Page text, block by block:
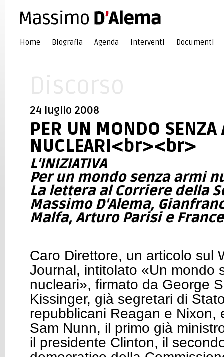
Home Biografia Agenda Interventi Documenti
24 luglio 2008
PER UN MONDO SENZA
NUCLEARI<br><br>
L'INIZIATIVA
Per un mondo senza armi
La lettera al Corriere della
Massimo D'Alema,
Malfa, Arturo Parisi e
Caro Direttore, un articolo sul
Journal, intitolato «Un mondo
nucleari», firmato da George
Kissinger, già segretari di
repubblicani Reagan e Nixon,
Sam Nunn, il primo già
il presidente Clinton, il